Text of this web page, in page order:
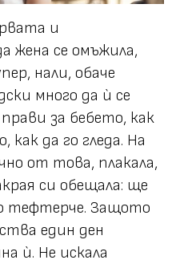
и
жена се омъжила,
нали, обаче
много да ѝ се
за бебето, как
да го гледа. На
от това, плакала,
си обещала: ще
тефтерче. Защото
един ден
ѝ. Не искала